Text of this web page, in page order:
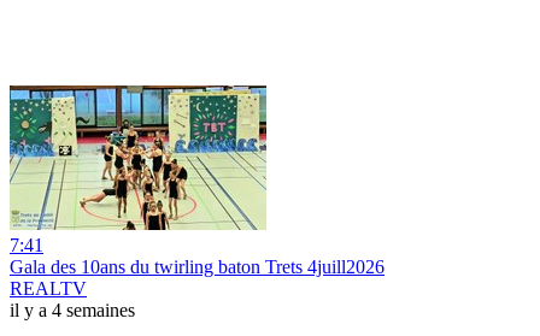
7:41
Gala des 10ans du twirling baton Trets 4juill2026
REALTV
il y a 4 semaines